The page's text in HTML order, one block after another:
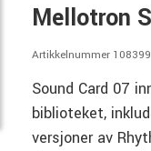
Mellotron
Artikkelnummer
Sound Card 07
biblioteket,
versjoner av